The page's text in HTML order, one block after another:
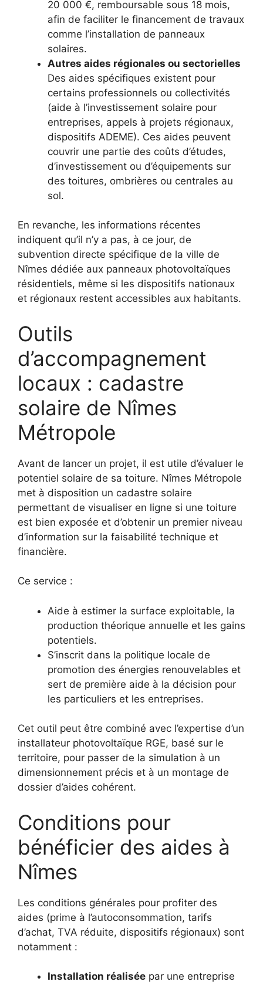
20 000 €, remboursable sous 18 mois,
afin de faciliter le financement de travaux
comme l’installation de panneaux
solaires.​
Autres aides régionales ou sectorielles
Des aides spécifiques existent pour
certains professionnels ou collectivités
(aide à l’investissement solaire pour
entreprises, appels à projets régionaux,
dispositifs ADEME). Ces aides peuvent
couvrir une partie des coûts d’études,
d’investissement ou d’équipements sur
des toitures, ombrières ou centrales au
sol.​
En revanche, les informations récentes
indiquent qu’il n’y a pas, à ce jour, de
subvention directe spécifique de la ville de
Nîmes dédiée aux panneaux photovoltaïques
résidentiels, même si les dispositifs nationaux
et régionaux restent accessibles aux habitants.​
Outils
d’accompagnement
locaux : cadastre
solaire de Nîmes
Métropole
Avant de lancer un projet, il est utile d’évaluer le
potentiel solaire de sa toiture. Nîmes Métropole
met à disposition un cadastre solaire
permettant de visualiser en ligne si une toiture
est bien exposée et d’obtenir un premier niveau
d’information sur la faisabilité technique et
financière.​
Ce service :
Aide à estimer la surface exploitable, la
production théorique annuelle et les gains
potentiels.​
S’inscrit dans la politique locale de
promotion des énergies renouvelables et
sert de première aide à la décision pour
les particuliers et les entreprises.​
Cet outil peut être combiné avec l’expertise d’un
installateur photovoltaïque RGE, basé sur le
territoire, pour passer de la simulation à un
dimensionnement précis et à un montage de
dossier d’aides cohérent.​
Conditions pour
bénéficier des aides à
Nîmes
Les conditions générales pour profiter des
aides (prime à l’autoconsommation, tarifs
d’achat, TVA réduite, dispositifs régionaux) sont
notamment :
Installation réalisée par une entreprise